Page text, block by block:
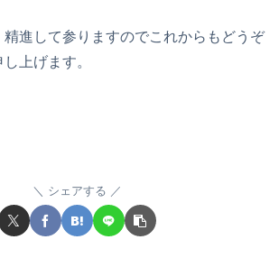
精進して参りますのでこれからもどうぞ
上げます。
シェアする